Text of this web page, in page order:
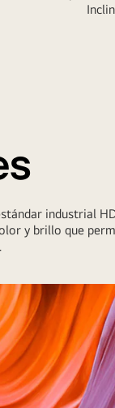
industrial
y brillo que